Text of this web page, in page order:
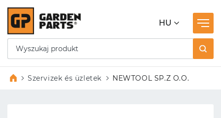
HU
Szervizek és üzletek NEWTOOL SP.Z O.O.